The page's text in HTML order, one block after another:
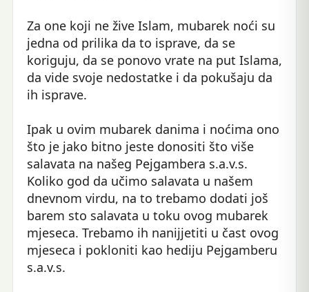
Za one koji ne žive Islam, mubarek noći su
jedna od prilika da to isprave, da se
koriguju, da se ponovo vrate na put Islama,
da vide svoje nedostatke i da pokušaju da
ih isprave.
Ipak u ovim mubarek danima i noćima ono
što je jako bitno jeste donositi što više
salavata na našeg Pejgambera s.a.v.s.
Koliko god da učimo salavata u našem
dnevnom virdu, na to trebamo dodati još
barem sto salavata u toku ovog mubarek
mjeseca. Trebamo ih nanijjetiti u čast ovog
mjeseca i pokloniti kao hediju Pejgamberu
s.a.v.s.